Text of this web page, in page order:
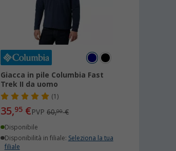
Giacca in pile Columbia Fast
Trek II da uomo
(1)
35,95 €PVP60,00€
Disponibile
Disponibilità in filiale: Seleziona la tua
filiale